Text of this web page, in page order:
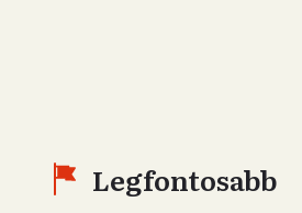
Legfontosabb